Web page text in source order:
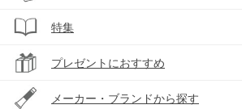
特集
プレゼントにおすすめ
メーカー・ブランドから探す